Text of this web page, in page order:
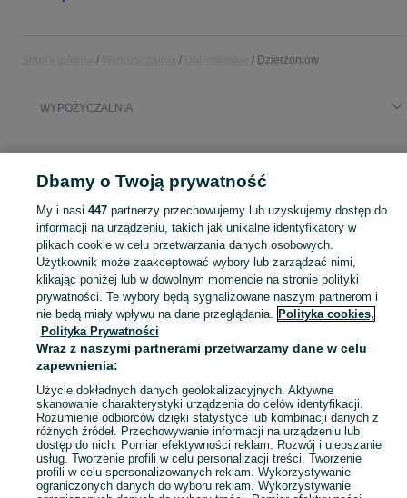
Dzierżoniów
WYPOŻYCZALNIA
wynajem minikoparki
Zobacz
Mapa kategorii
Mapa miejscowości
Mapa ministron
Popularne wyszukiwania
Dbamy o Twoją prywatność
My i nasi 447partnerzy przechowujemy lub uzyskujemy dostęp do
informacji na urządzeniu, takich jak unikalne identyfikatory w
plikach cookie w celu przetwarzania danych osobowych.
Użytkownik może zaakceptować wybory lub zarządzać nimi,
klikając poniżej lub w dowolnym momencie na stronie polityki
prywatności. Te wybory będą sygnalizowane naszym partnerom i
nie będą miały wpływu na dane przeglądania. Polityka cookies,
Polityka Prywatności
Wraz z naszymi partnerami przetwarzamy dane w celu
zapewnienia:
Użycie dokładnych danych geolokalizacyjnych. Aktywne
skanowanie charakterystyki urządzenia do celów identyfikacji.
Rozumienie odbiorców dzięki statystyce lub kombinacji danych z
różnych źródeł. Przechowywanie informacji na urządzeniu lub
dostęp do nich. Pomiar efektywności reklam. Rozwój i ulepszanie
usług. Tworzenie profili w celu personalizacji treści. Tworzenie
profili w celu spersonalizowanych reklam. Wykorzystywanie
ograniczonych danych do wyboru reklam. Wykorzystywanie